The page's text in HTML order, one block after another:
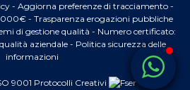
- Aggiorna preferenze di tracciamento -
- Trasparenza erogazioni pubbliche
di gestione qualità - Numero certificato:
aziendale- Politica sicurezza delle
informazioni